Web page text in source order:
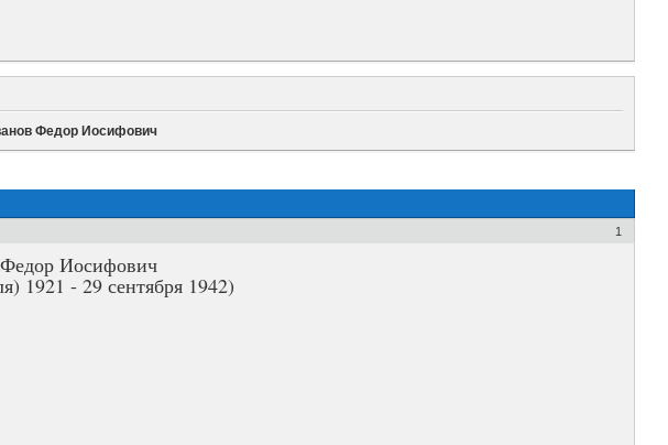
Федор Иосифович
1
Иосифович
1921 - 29 сентября 1942)